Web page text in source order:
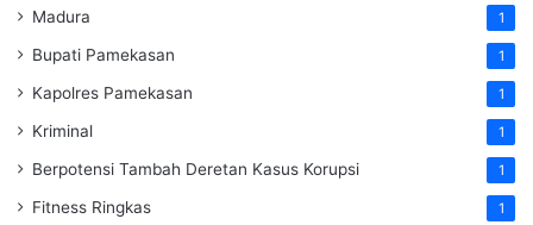
Madura 1
Bupati Pamekasan 1
Kapolres Pamekasan 1
Kriminal 1
Berpotensi Tambah Deretan Kasus Korupsi 1
Fitness Ringkas 1